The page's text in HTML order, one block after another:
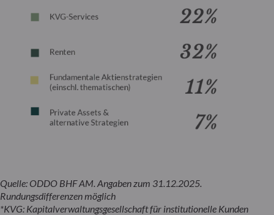
Quelle: ODDO BHF AM. Angaben zum 31.12.2025.
Rundungsdifferenzen möglich
*KVG: Kapitalverwaltungsgesellschaft für institutionelle Kunden